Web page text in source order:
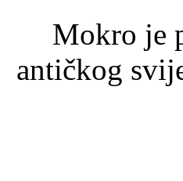
Mokro je
antičkog